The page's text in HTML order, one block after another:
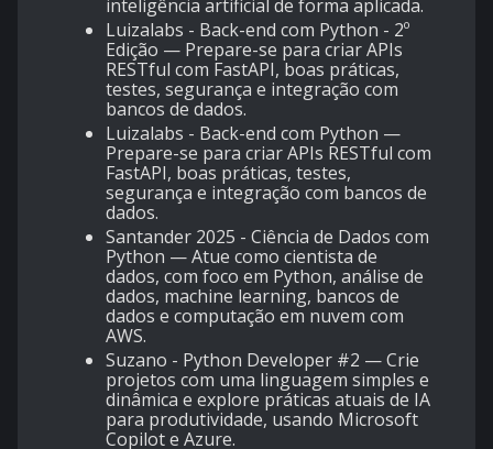
inteligência artificial de forma aplicada.
Luizalabs - Back-end com Python - 2º
Edição — Prepare-se para criar APIs
RESTful com FastAPI, boas práticas,
testes, segurança e integração com
bancos de dados.
Luizalabs - Back-end com Python —
Prepare-se para criar APIs RESTful com
FastAPI, boas práticas, testes,
segurança e integração com bancos de
dados.
Santander 2025 - Ciência de Dados com
Python — Atue como cientista de
dados, com foco em Python, análise de
dados, machine learning, bancos de
dados e computação em nuvem com
AWS.
Suzano - Python Developer #2 — Crie
projetos com uma linguagem simples e
dinâmica e explore práticas atuais de IA
para produtividade, usando Microsoft
Copilot e Azure.